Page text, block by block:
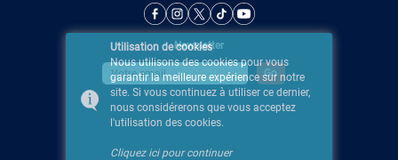
Newsletter
Utilisation de cookies
Nous utilisons des cookies pour vous
garantir la meilleure expérience sur notre
site. Si vous continuez à utiliser ce dernier,
nous considérerons que vous acceptez
l'utilisation des cookies.
Cliquez ici pour continuer